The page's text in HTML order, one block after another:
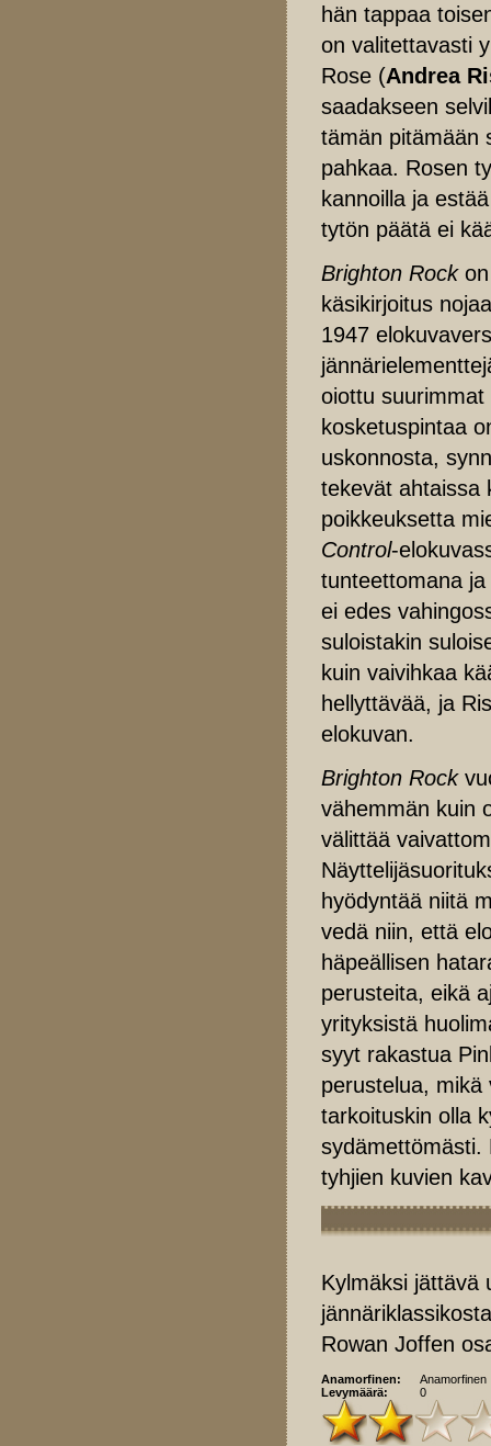
hän tappaa
on valitettavasti
Rose (Andrea
saadakseen
tämän pitämään
pahkaa. Rosen
kannoilla ja
tytön päätä ei
Brighton Rockon
käsikirjoitus
1947
oiottu
kosketuspintaa
uskonnosta,
tekevät ahtaissa
poikkeuksetta
Control-
tunteettomana
ei edes
suloistakin
kuin vaivihkaa
hellyttävää, ja
elokuvan.
Brighton Rock
vähemmän kuin
välittää
hyödyntää niitä
vedä niin, että
häpeällisen
perusteita, eikä
yrityksistä
syyt rakastua
perustelua, mikä
tarkoituskin olla
tyhjien kuvien
Kylmäksi jättävä
Rowan Joffen
Anamorfinen:
Anamorfinen
Levymäärä:
0